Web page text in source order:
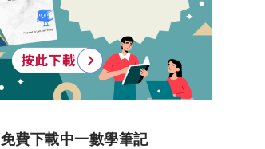
免費下載中一數學筆記